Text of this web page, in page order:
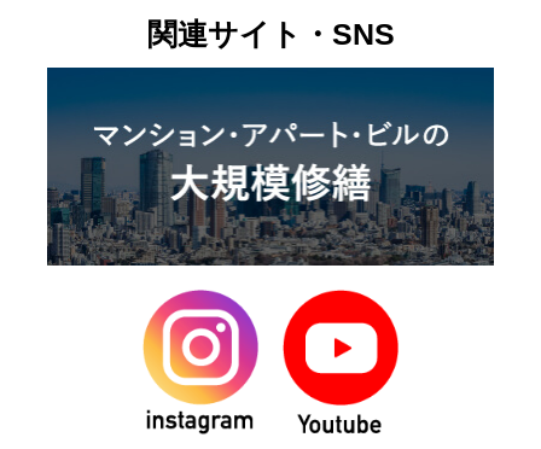
関連サイト・SNS